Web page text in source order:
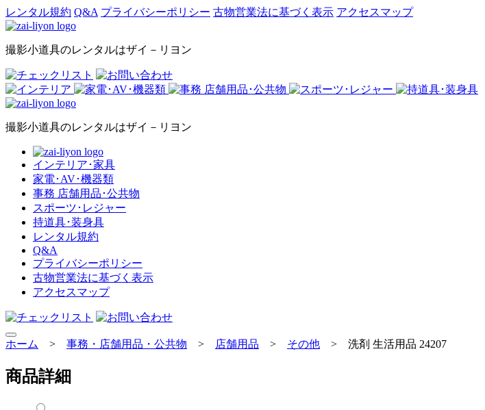
レンタル規約 Q&A プライバシーポリシー 古物営業法に基づく表示 アクセスマップ
撮影小道具のレンタルはザイ－リヨン
撮影小道具のレンタルはザイ－リヨン
インテリア･家具
家電･AV･機器類
事務 店舗用品･公共物
スポーツ･レジャー
持道具･装身具
レンタル規約
Q&A
プライバシーポリシー
古物営業法に基づく表示
アクセスマップ
ホーム > 事務・店舗用品・公共物 > 店舗用品 > その他 > 洗剤 生活用品 24207
商品詳細